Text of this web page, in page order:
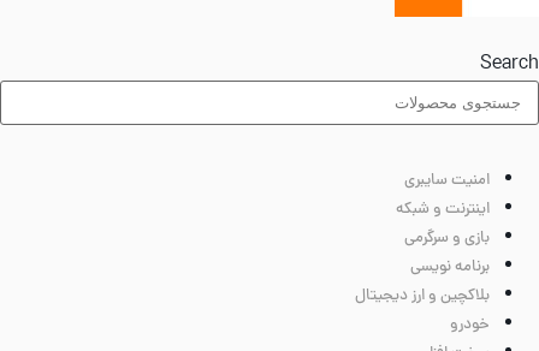
امنیت سایبری
اینترنت و شبکه
بازی و سرگرمی
برنامه نویسی
بلاکچین و ارز دیجیتال
خودرو